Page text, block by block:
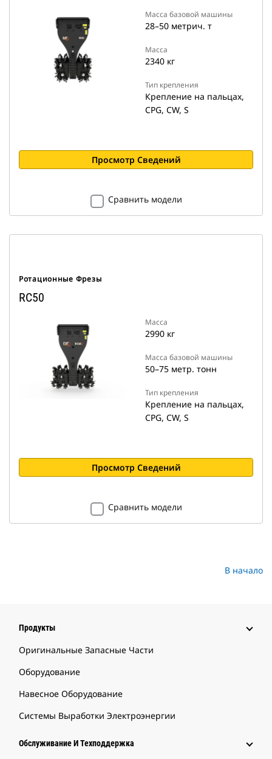
Масса базовой машины
28–50 метрич. т
Масса
2340 кг
Тип крепления
Крепление на пальцах,
CPG, CW, S
Просмотр Сведений
Сравнить модели
Ротационные Фрезы
RC50
Масса
2990 кг
Масса базовой машины
50–75 метр. тонн
Тип крепления
Крепление на пальцах,
CPG, CW, S
Просмотр Сведений
Сравнить модели
В начало
Продукты
Оригинальные Запасные Части
Оборудование
Навесное Оборудование
Системы Выработки Электроэнергии
Обслуживание И Техподдержка